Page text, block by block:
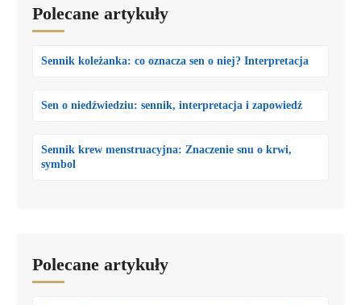
Polecane artykuły
Sennik koleżanka: co oznacza sen o niej? Interpretacja
Sen o niedźwiedziu: sennik, interpretacja i zapowiedź
Sennik krew menstruacyjna: Znaczenie snu o krwi,
symbol
Polecane artykuły